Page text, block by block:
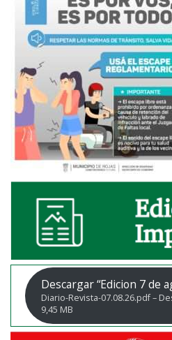
Descargar “Edicion 7 de
Diario-Revista-07.08.26.pdf –
9,45 MB